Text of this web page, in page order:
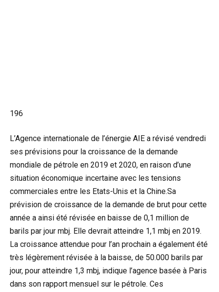
196
L’Agence internationale de l’énergie AIE a révisé vendredi
ses prévisions pour la croissance de la demande
mondiale de pétrole en 2019 et 2020, en raison d’une
situation économique incertaine avec les tensions
commerciales entre les Etats-Unis et la Chine.Sa
prévision de croissance de la demande de brut pour cette
année a ainsi été révisée en baisse de 0,1 million de
barils par jour mbj. Elle devrait atteindre 1,1 mbj en 2019.
La croissance attendue pour l’an prochain a également été
très légèrement révisée à la baisse, de 50.000 barils par
jour, pour atteindre 1,3 mbj, indique l’agence basée à Paris
dans son rapport mensuel sur le pétrole. Ces